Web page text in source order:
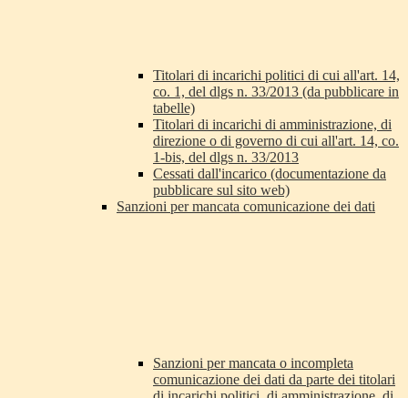
Titolari di incarichi politici di cui all'art. 14,
co. 1, del dlgs n. 33/2013 (da pubblicare in
tabelle)
Titolari di incarichi di amministrazione, di
direzione o di governo di cui all'art. 14, co.
1-bis, del dlgs n. 33/2013
Cessati dall'incarico (documentazione da
pubblicare sul sito web)
Sanzioni per mancata comunicazione dei dati
Sanzioni per mancata o incompleta
comunicazione dei dati da parte dei titolari